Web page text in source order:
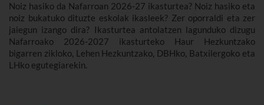
Noiz hasiko da Nafarroan 2026-27 ikasturtea? Noiz hasiko eta
noiz bukatuko dituzte eskolak ikasleek? Zer oporraldi eta zer
jaiegun izango dira? Ikasturtea antolatzen lagunduko dizugu
Nafarroako 2026-2027 ikasturteko Haur Hezkuntzako
bigarren zikloko, Lehen Hezkuntzako, DBHko, Batxilergoko eta
LHko egutegiarekin.